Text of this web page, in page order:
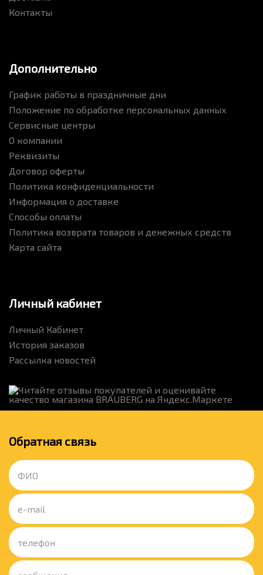
Контакты
Дополнительно
График работы в праздничные дни
Положение по обработке персональных данных
Сервисные центры
О компании
Реквизиты
Договор оферты
Политика конфиденциальности
Информация о доставке
Способы оплаты
Политика возврата товаров и денежных средств
Карта сайта
Личный кабинет
Личный Кабинет
История заказов
Рассылка новостей
Обратная связь